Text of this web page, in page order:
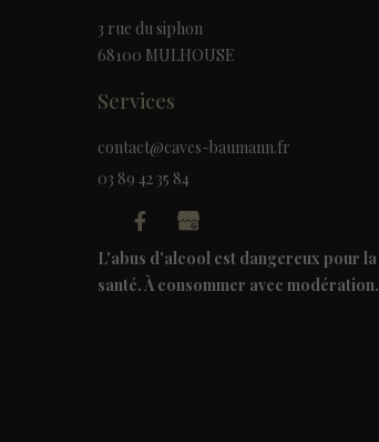
3 rue du siphon
68100 MULHOUSE
Services
contact@caves-baumann.fr
03 89 42 35 84
L'abus d'alcool est dangereux pour la
santé. À consommer avec modération.